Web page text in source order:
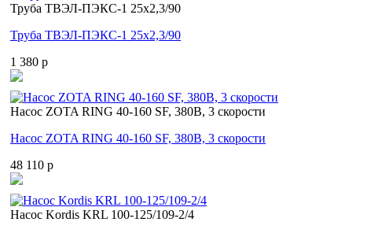
Труба ТВЭЛ-ПЭКС-1 25x2,3/90
Труба ТВЭЛ-ПЭКС-1 25x2,3/90
1 380 p
Насос ZOTA RING 40-160 SF, 380В, 3 скорости
Насос ZOTA RING 40-160 SF, 380В, 3 скорости
48 110 p
Насос Kordis KRL 100-125/109-2/4